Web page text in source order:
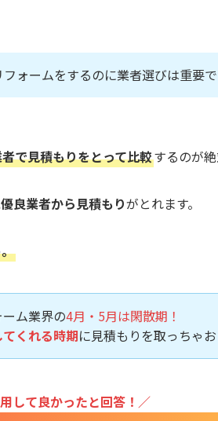
ォームをするのに業者選びは重要で
で見積もりをとって比較するのが絶
良業者から見積もりがとれます。
ム業界の4月・5月は閑散期！
くれる時期に見積もりを取っちゃお
して良かったと回答！／